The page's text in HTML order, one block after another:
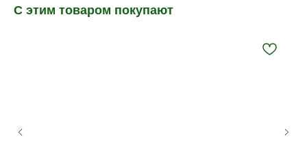
С этим товаром покупают